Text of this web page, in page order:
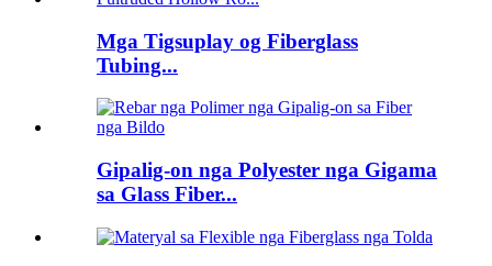
Mga Tigsuplay og Fiberglass
Tubing...
Gipalig-on nga Polyester nga Gigama
sa Glass Fiber...